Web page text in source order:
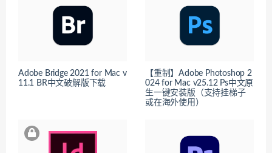
Adobe Bridge 2021 for Mac v
11.1 BR中文破解版下载
【重制】Adobe Photoshop 2
024 for Mac v25.12 Ps中文原
生一键安装版（支持挂梯子
或在海外使用）